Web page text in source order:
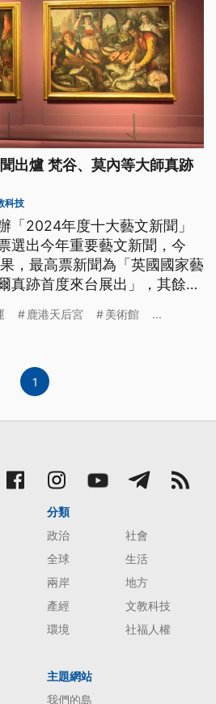
出爐 梵谷、莫內等大師真跡
科技
「2024年度十大藝文新聞」
選出今年重要藝文新聞，今
，最高票新聞為「英國國家藝
真跡首度來台展出」，其餘包
鹿港天后宮 美術館 ...
1
分類
政治
社會
全球
生活
兩岸
地方
產經
文教科技
環境
社福人權
主題網站
我們的島